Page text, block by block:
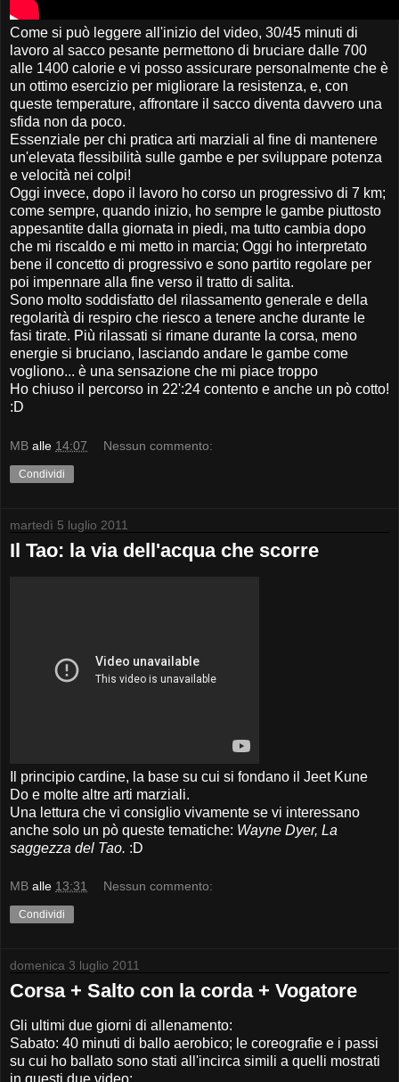
Come si può leggere all'inizio del video, 30/45 minuti di
lavoro al sacco pesante permettono di bruciare dalle 700
alle 1400 calorie e vi posso assicurare personalmente che è
un ottimo esercizio per migliorare la resistenza, e, con
queste temperature, affrontare il sacco diventa davvero una
sfida non da poco.
Essenziale per chi pratica arti marziali al fine di mantenere
un'elevata flessibilità sulle gambe e per sviluppare potenza
e velocità nei colpi!
Oggi invece, dopo il lavoro ho corso un progressivo di 7 km;
come sempre, quando inizio, ho sempre le gambe piuttosto
appesantite dalla giornata in piedi, ma tutto cambia dopo
che mi riscaldo e mi metto in marcia; Oggi ho interpretato
bene il concetto di progressivo e sono partito regolare per
poi impennare alla fine verso il tratto di salita.
Sono molto soddisfatto del rilassamento generale e della
regolarità di respiro che riesco a tenere anche durante le
fasi tirate. Più rilassati si rimane durante la corsa, meno
energie si bruciano, lasciando andare le gambe come
vogliono... è una sensazione che mi piace troppo
Ho chiuso il percorso in 22':24 contento e anche un pò cotto!
:D
MB alle 14:07 Nessun commento:
Condividi
martedì 5 luglio 2011
Il Tao: la via dell'acqua che scorre
Il principio cardine, la base su cui si fondano il Jeet Kune
Do e molte altre arti marziali.
Una lettura che vi consiglio vivamente se vi interessano
anche solo un pò queste tematiche: Wayne Dyer, La
saggezza del Tao. :D
MB alle 13:31 Nessun commento:
Condividi
domenica 3 luglio 2011
Corsa + Salto con la corda + Vogatore
Gli ultimi due giorni di allenamento:
Sabato: 40 minuti di ballo aerobico; le coreografie e i passi
su cui ho ballato sono stati all'incirca simili a quelli mostrati
in questi due video: